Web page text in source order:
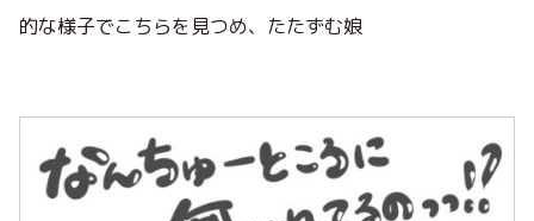
的な様子でこちらを見つめ、たたずむ娘